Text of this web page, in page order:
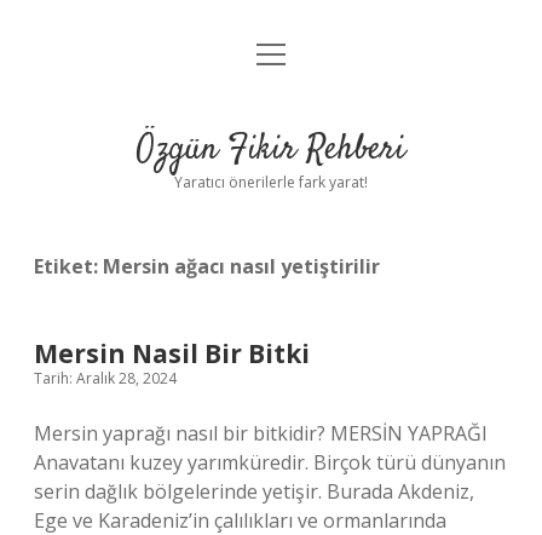
Gizlilik Politikası
Yasal Uyarı
menüyü
Özgün Fikir Rehberi
Yaratıcı önerilerle fark yarat!
Etiket: Mersin ağacı nasıl yetiştirilir
Mersin Nasil Bir Bitki
Tarih: Aralık 28, 2024
Mersin yaprağı nasıl bir bitkidir? MERSİN YAPRAĞI
Anavatanı kuzey yarımküredir. Birçok türü dünyanın
serin dağlık bölgelerinde yetişir. Burada Akdeniz,
Ege ve Karadeniz’in çalılıkları ve ormanlarında